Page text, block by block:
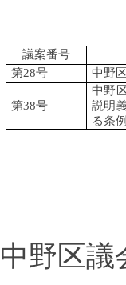
議案番号
第28号 中野
第38号
中野
説明
る条例
中野区